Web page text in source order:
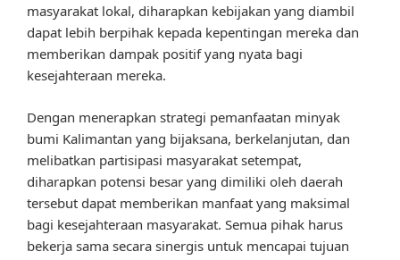
masyarakat lokal, diharapkan kebijakan yang diambil
dapat lebih berpihak kepada kepentingan mereka dan
memberikan dampak positif yang nyata bagi
kesejahteraan mereka.
Dengan menerapkan strategi pemanfaatan minyak
bumi Kalimantan yang bijaksana, berkelanjutan, dan
melibatkan partisipasi masyarakat setempat,
diharapkan potensi besar yang dimiliki oleh daerah
tersebut dapat memberikan manfaat yang maksimal
bagi kesejahteraan masyarakat. Semua pihak harus
bekerja sama secara sinergis untuk mencapai tujuan